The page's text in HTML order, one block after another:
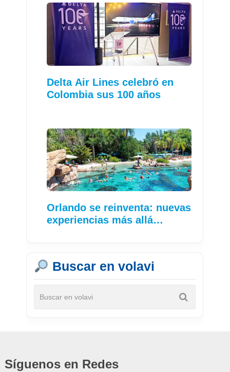
Delta Air Lines celebró en
Colombia sus 100 años
Orlando se reinventa: nuevas
experiencias más allá…
Buscar en volavi
Síguenos en Redes